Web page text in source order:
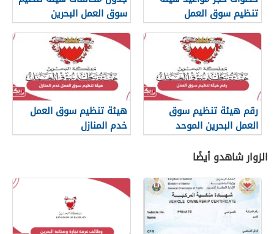
تنظيم سوق العمل
سوق العمل البحرين
رقم هيئة تنظيم سوق
العمل البحرين الموحد
هيئة تنظيم سوق العمل
خدم المنازل
الزوار شاهدو أيضًا